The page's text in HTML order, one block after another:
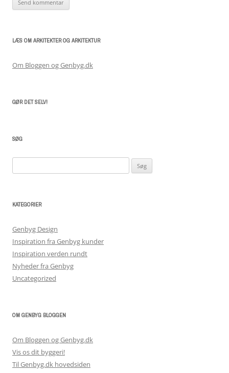
LÆS OM ARKITEKTER OG ARKITEKTUR
Om Bloggen og Genbyg.dk
GØR DET SELV!
SØG
efter:
KATEGORIER
Genbyg Design
Inspiration fra Genbyg kunder
Inspiration verden rundt
Nyheder fra Genbyg
Uncategorized
OM GENBYG BLOGGEN
Om Bloggen og Genbyg.dk
Vis os dit byggeri!
Til Genbyg.dk hovedsiden